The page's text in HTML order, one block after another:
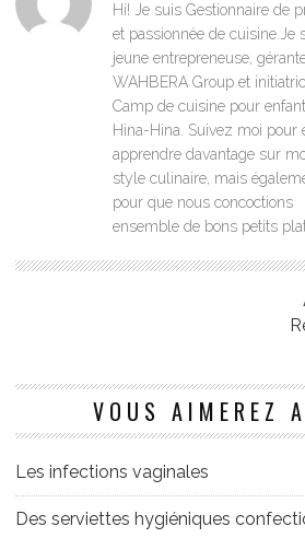
Hi! Je suis Gestionnaire de
et passionnée de cuisine.Je
jeune entrepreneuse,
WAHBERA Group et
Camp de cuisine pour
Hina-Hina. Suivez moi pour
apprendre davantage sur
style culinaire, mais
pour que nous concoctions
ensemble de bons petits
VOUS AIMEREZ
Les infections vaginales
Des serviettes hygiéniques